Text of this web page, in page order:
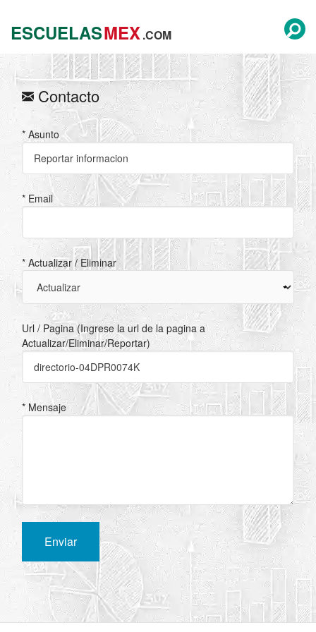
ESCUELASMEX.COM
Contacto
* Asunto
* Email
* Actualizar / Eliminar
Url / Pagina (Ingrese la url de la pagina a
Actualizar/Eliminar/Reportar)
* Mensaje
Enviar